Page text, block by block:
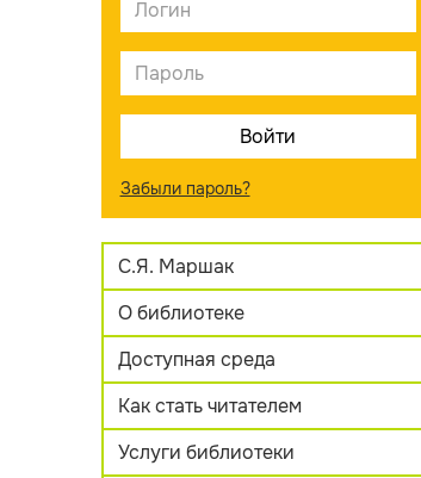
Забыли пароль?
С.Я. Маршак
О библиотеке
Доступная среда
Как стать читателем
Услуги библиотеки